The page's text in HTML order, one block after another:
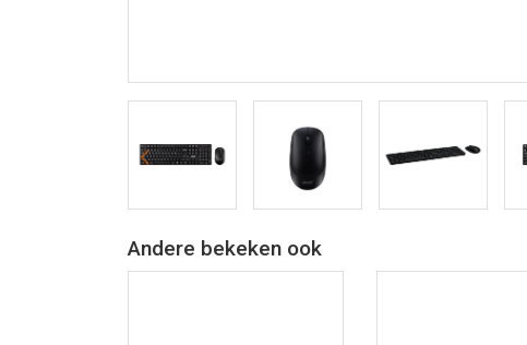
Andere bekeken ook